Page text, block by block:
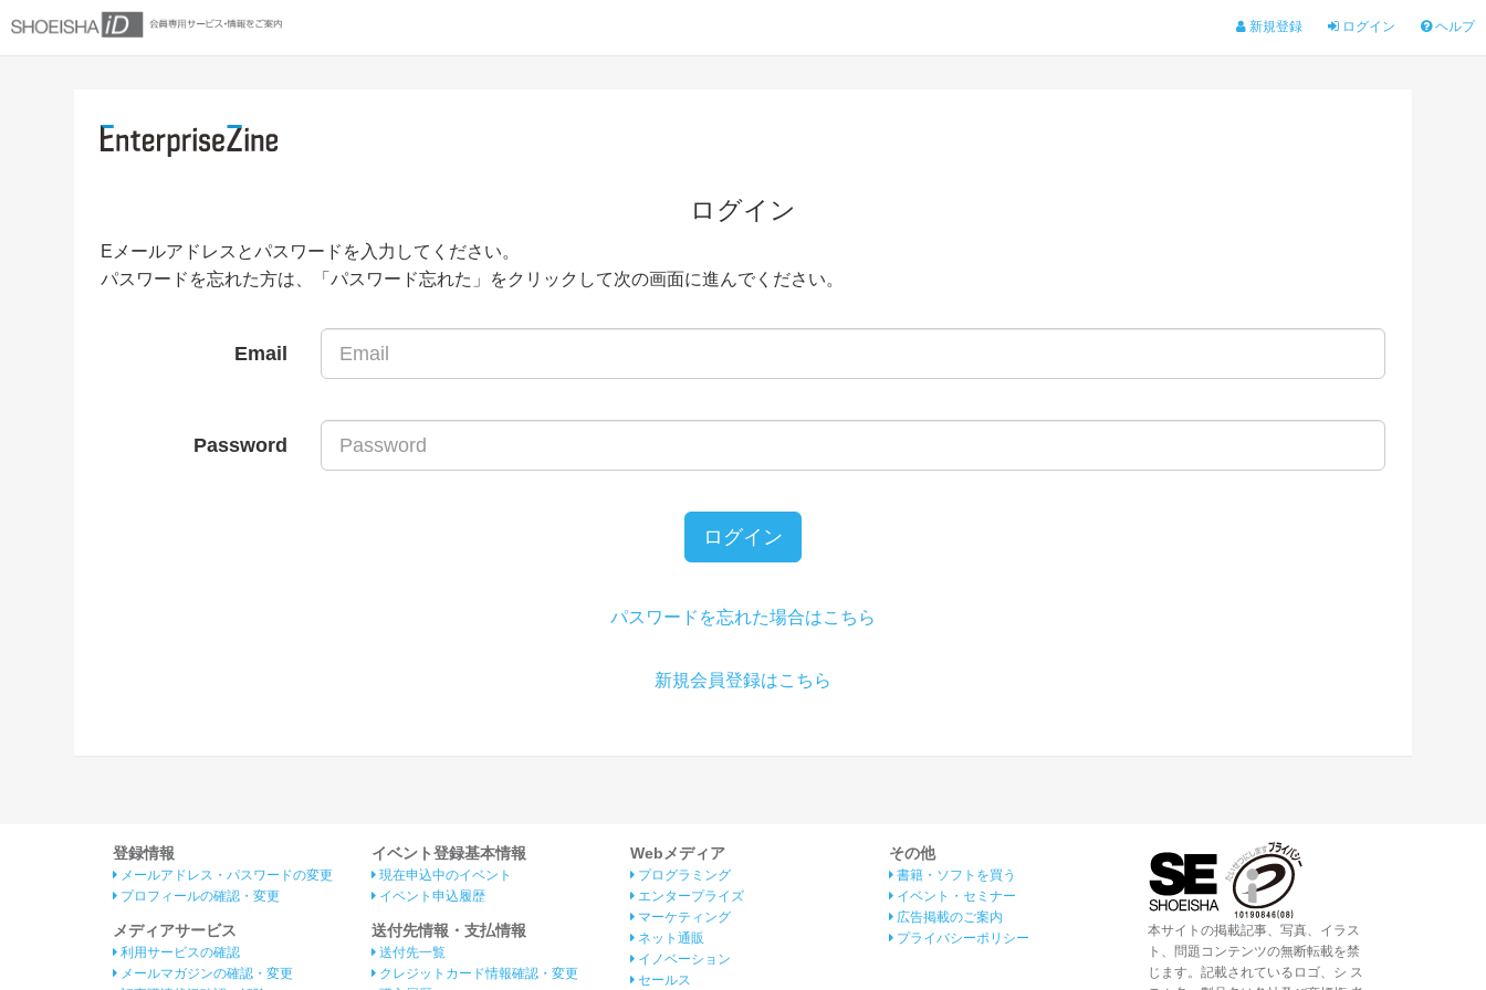
新規登録 ログイン ヘルプ
ログイン
Eメールアドレスとパスワードを入力してください。
パスワードを忘れた方は、「パスワード忘れた」をクリックして次の画面に進んでください。
Email
Password
ログイン
パスワードを忘れた場合はこちら
新規会員登録はこちら
登録情報
メールアドレス・パスワードの変更
プロフィールの確認・変更
メディアサービス
利用サービスの確認
メールマガジンの確認・変更
イベント登録基本情報
現在申込中のイベント
イベント申込履歴
送付先情報・支払情報
送付先一覧
クレジットカード情報確認・変更
Webメディア
プログラミング
エンタープライズ
マーケティング
ネット通販
イノベーション
セールス
その他
書籍・ソフトを買う
イベント・セミナー
広告掲載のご案内
プライバシーポリシー
本サイトの掲載記事、写真、イラス
ト、問題コンテンツの無断転載を禁
じます。記載されているロゴ、シ ス